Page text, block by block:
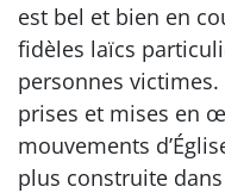
est bel et bien en
fidèles laïcs
personnes
prises et mises en
mouvements
plus construite